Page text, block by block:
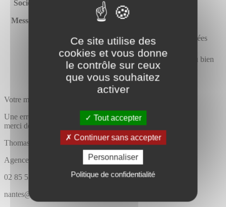
Ce site utilise des
cookies et vous donne
le contrôle sur ceux
que vous souhaitez
activer
Tout accepter
Continuer sans accepter
Personnaliser
Politique de confidentialité
Société
Message
J’autorise Tourny Meyer à utiliser mes données
personnelles pour me recontacter.*
J’accepte de recevoir des offres similaires au bien
proposé.
Votre message a bien été envoyé
Une erreur est survenue,
merci de bien vouloir recommencer
Thomas
BOUGEARD
Agence Tourny meyer nantes
02 85 52 44 44
nantes@tournymeyer.fr